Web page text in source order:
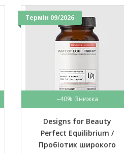
Термін 09/2026
–40%
Designs for Beauty
Perfect Equilibrium /
Пробіотик широкого